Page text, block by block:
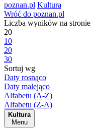
poznan.pl Kultura
Wróć do poznan.pl
Liczba wyników na stronie
20
10
20
30
Sortuj wg
Daty rosnąco
Daty malejąco
Alfabetu (A-Z)
Alfabetu (Z-A)
Kultura
Menu